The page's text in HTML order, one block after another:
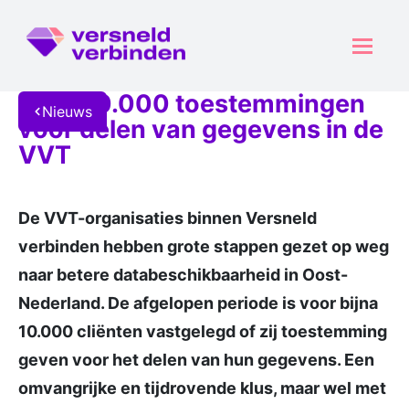
Nieuws
Bijna 10.000 toestemmingen
voor delen van gegevens in de
VVT
De VVT-organisaties binnen Versneld
verbinden hebben grote stappen gezet op weg
naar betere databeschikbaarheid in Oost-
Nederland. De afgelopen periode is voor bijna
10.000 cliënten vastgelegd of zij toestemming
geven voor het delen van hun gegevens. Een
omvangrijke en tijdrovende klus, maar wel met